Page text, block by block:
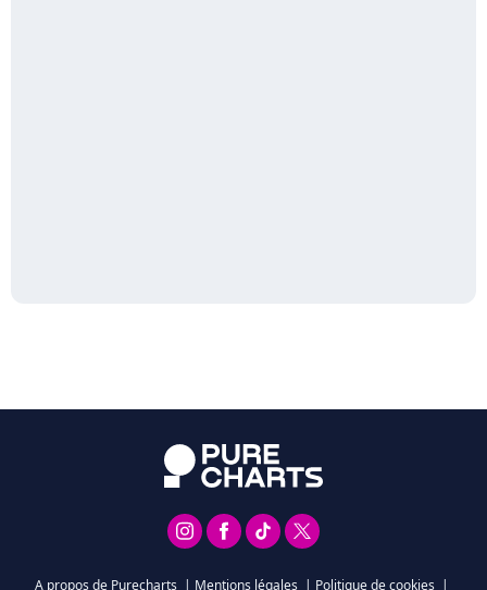
A propos de Purecharts | Mentions légales | Politique de cookies |